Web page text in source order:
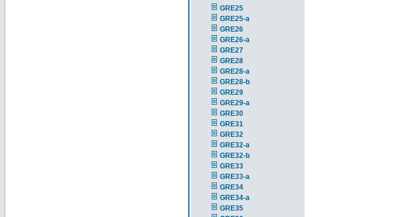
GRE25
GRE25-a
GRE26
GRE26-a
GRE27
GRE28
GRE28-a
GRE28-b
GRE29
GRE29-a
GRE30
GRE31
GRE32
GRE32-a
GRE32-b
GRE33
GRE33-a
GRE34
GRE34-a
GRE35